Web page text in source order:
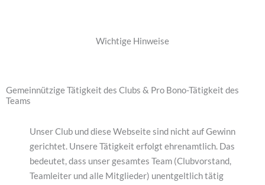
Wichtige Hinweise
Gemeinnützige Tätigkeit des Clubs & Pro Bono-Tätigkeit des
Teams
Unser Club und diese Webseite sind nicht auf Gewinn
gerichtet. Unsere Tätigkeit erfolgt ehrenamtlich. Das
bedeutet, dass unser gesamtes Team (Clubvorstand,
Teamleiter und alle Mitglieder) unentgeltlich tätig